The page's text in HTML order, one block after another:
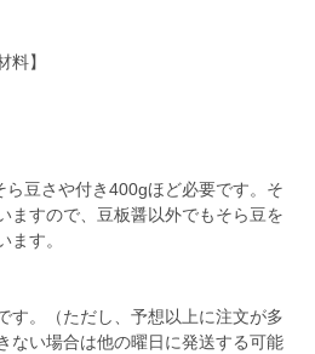
料】
豆さや付き400gほど必要です。そ
ますので、豆板醤以外でもそら豆を
ます。
す。（ただし、予想以上に注文が多
ない場合は他の曜日に発送する可能